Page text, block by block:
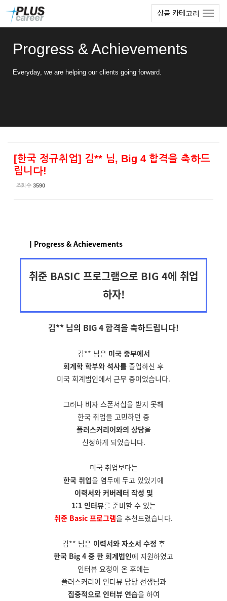
상품 카테고리
Progress & Achievements
Everyday, we are helping our clients going forward.
[한국 정규취업] 김** 님, Big 4 합격을 축하드
립니다!
조회 수 3590
ㅣProgress & Achievements
취준 BASIC 프로그램으로 BIG 4에 취업
하자!
김** 님의 BIG 4 합격을 축하드립니다!
김** 님은 미국 중부에서
회계학 학부와 석사를 졸업하신 후
미국 회계법인에서 근무 중이었습니다.
그러나 비자 스폰서십을 받지 못해
한국 취업을 고민하던 중
플러스커리어와의 상담을
신청하게 되었습니다.
미국 취업보다는
한국 취업을 염두에 두고 있었기에
이력서와 커버레터 작성 및
1:1 인터뷰를 준비할 수 있는
취준 Basic 프로그램을 추천드렸습니다.
김** 님은 이력서와 자소서 수정 후
한국 Big 4 중 한 회계법인에 지원하였고
인터뷰 요청이 온 후에는
플러스커리어 인터뷰 담당 선생님과
집중적으로 인터뷰 연습을 하여